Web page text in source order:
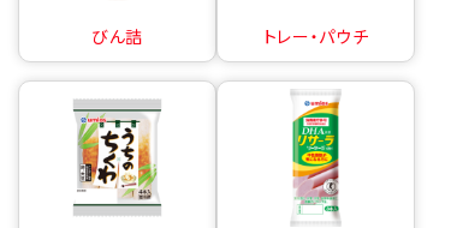
びん詰 トレー・パウチ